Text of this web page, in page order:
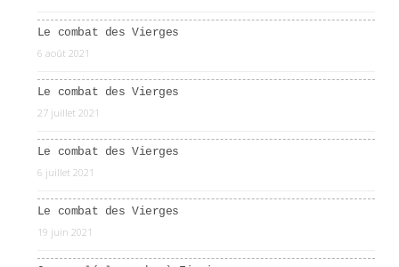
Le combat des Vierges
6 août 2021
Le combat des Vierges
27 juillet 2021
Le combat des Vierges
6 juillet 2021
Le combat des Vierges
19 juin 2021